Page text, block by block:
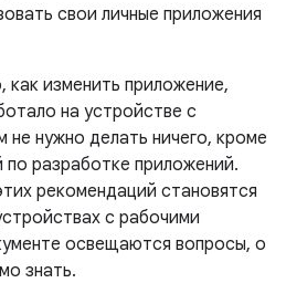
свои личные приложения
как изменить приложение,
на устройстве с
нужно делать ничего, кроме
разработке приложений.
рекомендаций становятся
с рабочими
освещаются вопросы, о
знать.